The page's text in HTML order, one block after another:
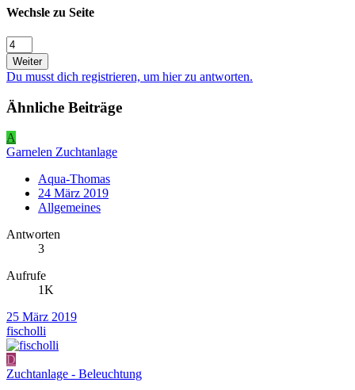
Wechsle zu Seite
Weiter
Du musst dich registrieren, um hier zu antworten.
Ähnliche Beiträge
A
Garnelen Zuchtanlage
Aqua-Thomas
24 März 2019
Allgemeines
Antworten
3
Aufrufe
1K
25 März 2019
fischolli
D
Zuchtanlage - Beleuchtung